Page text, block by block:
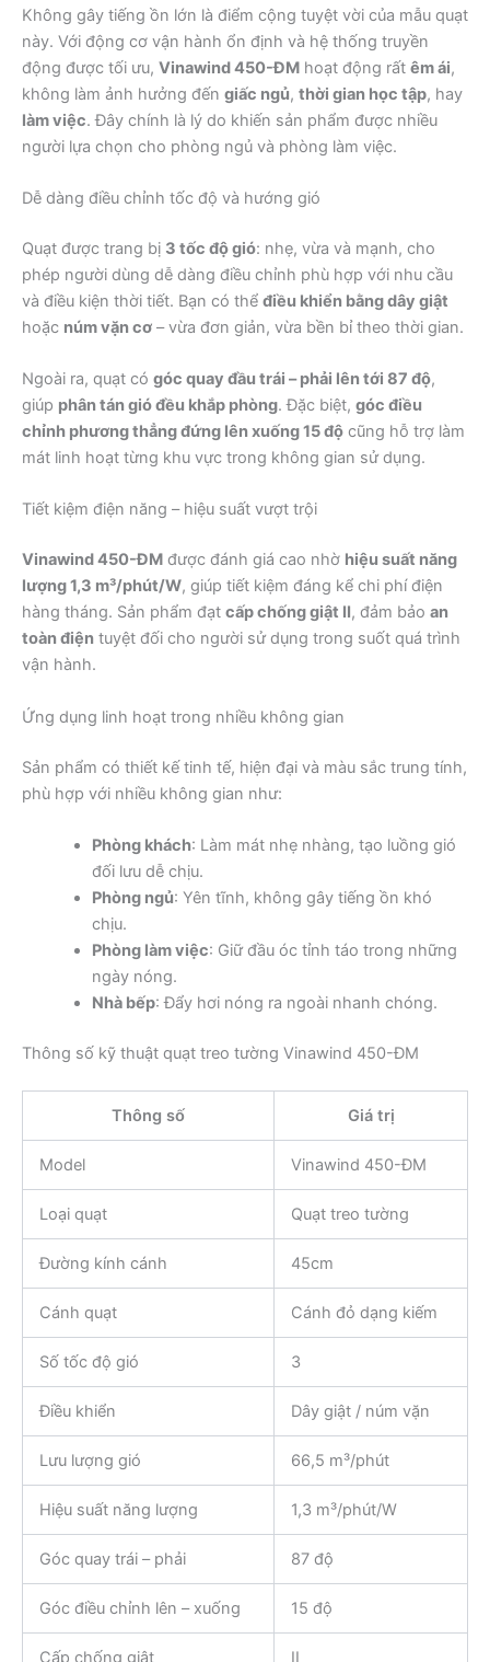
Không gây tiếng ồn lớn là điểm cộng tuyệt vời của mẫu quạt
này. Với động cơ vận hành ổn định và hệ thống truyền
động được tối ưu, Vinawind 450-ĐM hoạt động rất êm ái,
không làm ảnh hưởng đến giấc ngủ, thời gian học tập, hay
làm việc. Đây chính là lý do khiến sản phẩm được nhiều
người lựa chọn cho phòng ngủ và phòng làm việc.
Dễ dàng điều chỉnh tốc độ và hướng gió
Quạt được trang bị 3 tốc độ gió: nhẹ, vừa và mạnh, cho
phép người dùng dễ dàng điều chỉnh phù hợp với nhu cầu
và điều kiện thời tiết. Bạn có thể điều khiển bằng dây giật
hoặc núm vặn cơ – vừa đơn giản, vừa bền bỉ theo thời gian.
Ngoài ra, quạt có góc quay đầu trái – phải lên tới 87 độ,
giúp phân tán gió đều khắp phòng. Đặc biệt, góc điều
chỉnh phương thẳng đứng lên xuống 15 độ cũng hỗ trợ làm
mát linh hoạt từng khu vực trong không gian sử dụng.
Tiết kiệm điện năng – hiệu suất vượt trội
Vinawind 450-ĐM được đánh giá cao nhờ hiệu suất năng
lượng 1,3 m³/phút/W, giúp tiết kiệm đáng kể chi phí điện
hàng tháng. Sản phẩm đạt cấp chống giật II, đảm bảo an
toàn điện tuyệt đối cho người sử dụng trong suốt quá trình
vận hành.
Ứng dụng linh hoạt trong nhiều không gian
Sản phẩm có thiết kế tinh tế, hiện đại và màu sắc trung tính,
phù hợp với nhiều không gian như:
Phòng khách: Làm mát nhẹ nhàng, tạo luồng gió
đối lưu dễ chịu.
Phòng ngủ: Yên tĩnh, không gây tiếng ồn khó
chịu.
Phòng làm việc: Giữ đầu óc tỉnh táo trong những
ngày nóng.
Nhà bếp: Đẩy hơi nóng ra ngoài nhanh chóng.
Thông số kỹ thuật quạt treo tường Vinawind 450-ĐM
Thông số Giá trị
Model Vinawind 450-ĐM
Loại quạt Quạt treo tường
Đường kính cánh 45cm
Cánh quạt Cánh đỏ dạng kiếm
Số tốc độ gió 3
Điều khiển Dây giật / núm vặn
Lưu lượng gió 66,5 m³/phút
Hiệu suất năng lượng 1,3 m³/phút/W
Góc quay trái – phải 87 độ
Góc điều chỉnh lên – xuống 15 độ
Cấp chống giật II